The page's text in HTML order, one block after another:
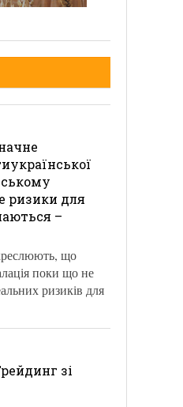
ризики для
–
що
поки що не
ризиків для
зі